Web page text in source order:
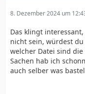
8. Dezember 2024 um
Das klingt
nicht sein, würdest
welcher Datei sind
Sachen hab ich
auch selber was